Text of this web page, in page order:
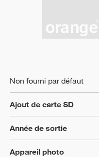
Non fourni par défaut
Ajout de carte SD
Année de sortie
Appareil photo